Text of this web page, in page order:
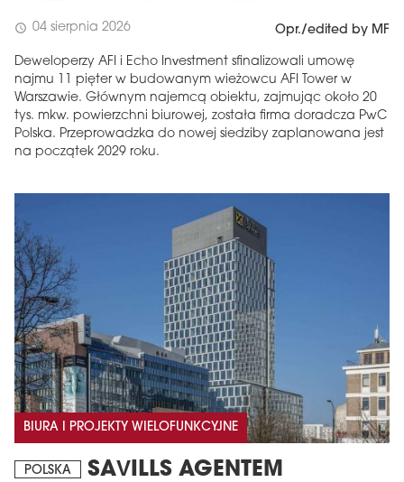
schedule 04 sierpnia 2026 Opr./edited by MF
Deweloperzy AFI i Echo Investment sfinalizowali umowę
najmu 11 pięter w budowanym wieżowcu AFI Tower w
Warszawie. Głównym najemcą obiektu, zajmując około 20
tys. mkw. powierzchni biurowej, została firma doradcza PwC
Polska. Przeprowadzka do nowej siedziby zaplanowana jest
na początek 2029 roku.
BIURA I PROJEKTY WIELOFUNKCYJNE
POLSKA
SAVILLS AGENTEM